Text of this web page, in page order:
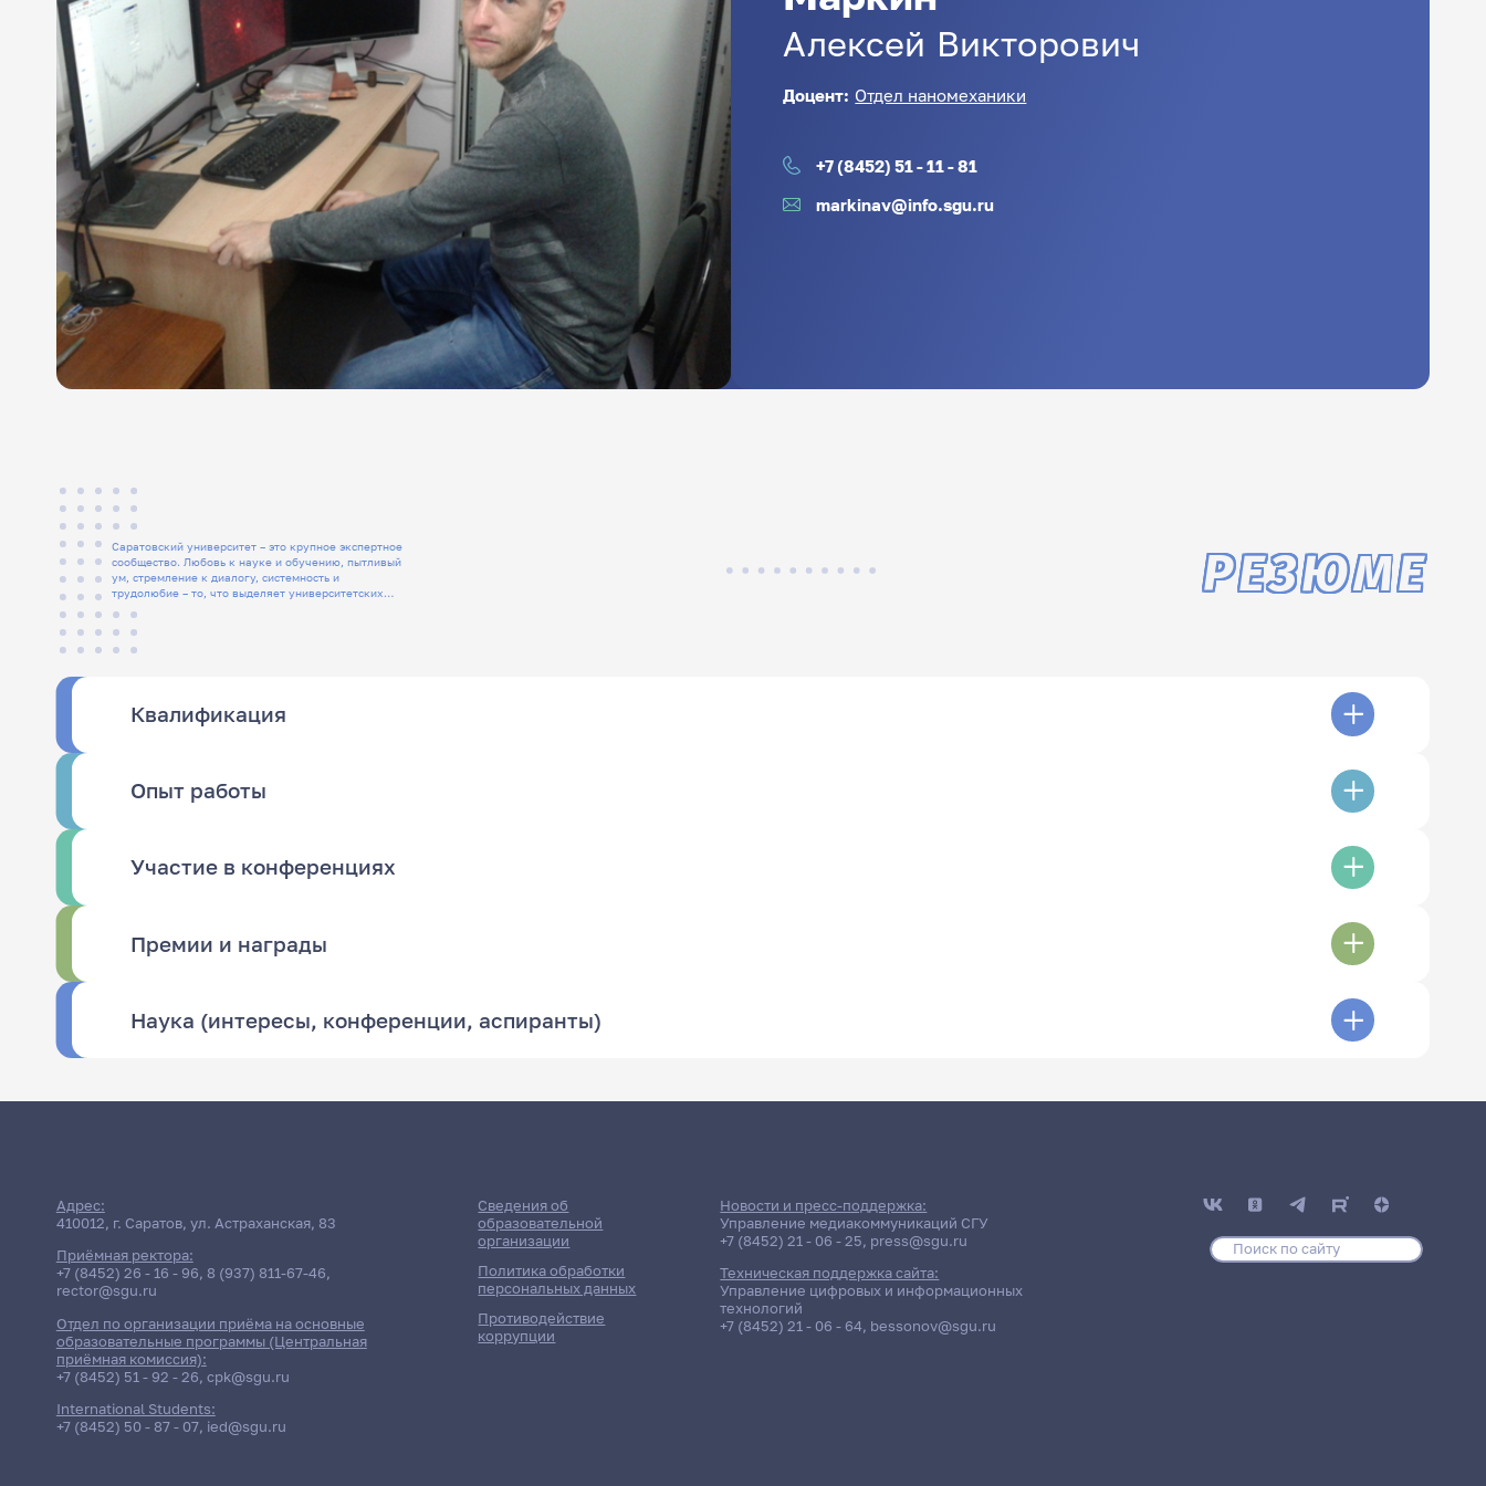
Алексей Викторович
Доцент: Отдел наномеханики
+7 (8452) 51 - 11 - 81
markinav@info.sgu.ru
Саратовский университет – это крупное экспертное
сообщество. Любовь к науке и обучению, пытливый
ум, стремление к диалогу, системность и
трудолюбие – то, что выделяет университетских
РЕЗЮМЕ
Квалификация
Опыт работы
Участие в конференциях
Премии и награды
Наука (интересы, конференции, аспиранты)
Адрес:
410012, г. Саратов, ул. Астраханская, 83
Приёмная ректора:
+7 (8452) 26 - 16 - 96, 8 (937) 811-67-46,
rector@sgu.ru
Отдел по организации приёма на основные
образовательные программы (Центральная
приёмная комиссия):
+7 (8452) 51 - 92 - 26, cpk@sgu.ru
International Students:
+7 (8452) 50 - 87 - 07, ied@sgu.ru
Сведения об
образовательной
организации
Политика обработки
персональных данных
Противодействие
коррупции
Новости и пресс-поддержка:
Управление медиакоммуникаций СГУ
+7 (8452) 21 - 06 - 25, press@sgu.ru
Техническая поддержка сайта:
Управление цифровых и информационных
технологий
+7 (8452) 21 - 06 - 64, bessonov@sgu.ru